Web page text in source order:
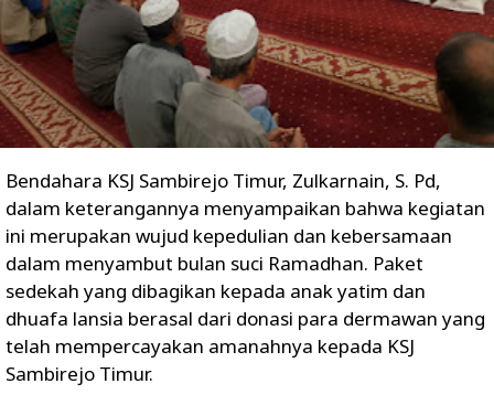
Bendahara KSJ Sambirejo Timur, Zulkarnain, S. Pd,
dalam keterangannya menyampaikan bahwa kegiatan
ini merupakan wujud kepedulian dan kebersamaan
dalam menyambut bulan suci Ramadhan. Paket
sedekah yang dibagikan kepada anak yatim dan
dhuafa lansia berasal dari donasi para dermawan yang
telah mempercayakan amanahnya kepada KSJ
Sambirejo Timur.